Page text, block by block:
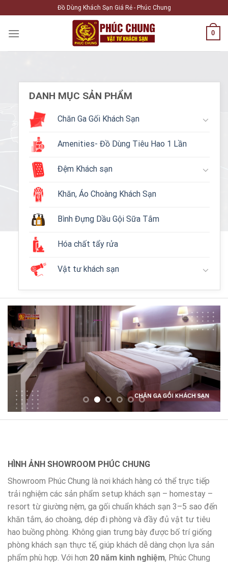
to
content
Đồ Dùng Khách Sạn Giá Rẻ - Phúc Chung
0
DANH MỤC SẢN PHẨM
Chăn Ga Gối Khách Sạn
Amenities- Đồ Dùng Tiêu Hao 1 Lần
Đệm Khách sạn
Khăn, Áo Choàng Khách Sạn
Bình Đựng Dầu Gội Sữa Tắm
Hóa chất tẩy rửa
Vật tư khách sạn
HÌNH ẢNH SHOWROOM PHÚC CHUNG
Showroom Phúc Chung là nơi khách hàng có thể trực tiếp
trải nghiệm các sản phẩm setup khách sạn – homestay –
resort từ giường nệm, ga gối chuẩn khách sạn 3–5 sao đến
khăn tắm, áo choàng, dép đi phòng và đầy đủ vật tư tiêu
hao buồng phòng. Không gian trưng bày được bố trí giống
phòng khách sạn thực tế, giúp khách dễ dàng chọn lựa sản
phẩm phù hợp. Với hơn 20 năm kinh nghiệm, Phúc Chung